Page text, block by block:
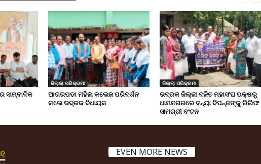
ସାମ୍ବାଦିକ
ଜିଲ୍ଲା ପରିକ୍ରମା
ଆଗରପଡା ମହିଳା କଲେଜ ପରିଦର୍ଶନ
କଲେ ଭଦ୍ରକ ବିଧାୟକ
ଜିଲ୍ଲା ପରିକ୍ରମା
ଭଦ୍ରକ ଜିଲ୍ଲା ଦଳିତ ମହାସଂଘ ପକ୍ଷରୁ
ଧାମନଗରରେ ବନ୍ୟା ବିପନ୍ନଙ୍କୁ ରିଲିଫ
ସାମଗ୍ରୀ ବଂଟନ
EVEN MORE NEWS